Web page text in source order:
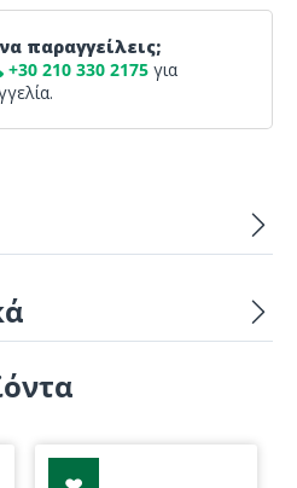
παραγγείλεις;
+30 210 330 2175 για